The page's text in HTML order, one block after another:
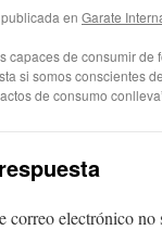
en Garate
capaces de consumir de
si somos conscientes
de consumo
correo electrónico no